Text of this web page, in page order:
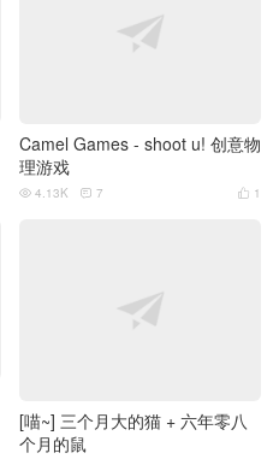
Camel Games - shoot u! 创意物
理游戏
 1
 4.13K  7
[喵~] 三个月大的猫 + 六年零八
个月的鼠